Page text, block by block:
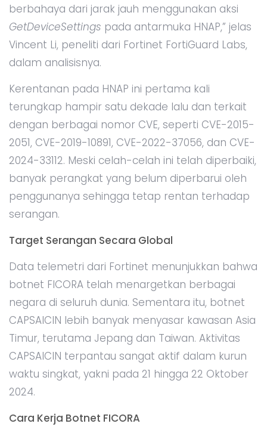
berbahaya dari jarak jauh menggunakan aksi
GetDeviceSettings pada antarmuka HNAP,” jelas
Vincent Li, peneliti dari Fortinet FortiGuard Labs,
dalam analisisnya.
Kerentanan pada HNAP ini pertama kali
terungkap hampir satu dekade lalu dan terkait
dengan berbagai nomor CVE, seperti CVE-2015-
2051, CVE-2019-10891, CVE-2022-37056, dan CVE-
2024-33112. Meski celah-celah ini telah diperbaiki,
banyak perangkat yang belum diperbarui oleh
penggunanya sehingga tetap rentan terhadap
serangan.
Target Serangan Secara Global
Data telemetri dari Fortinet menunjukkan bahwa
botnet FICORA telah menargetkan berbagai
negara di seluruh dunia. Sementara itu, botnet
CAPSAICIN lebih banyak menyasar kawasan Asia
Timur, terutama Jepang dan Taiwan. Aktivitas
CAPSAICIN terpantau sangat aktif dalam kurun
waktu singkat, yakni pada 21 hingga 22 Oktober
2024.
Cara Kerja Botnet FICORA